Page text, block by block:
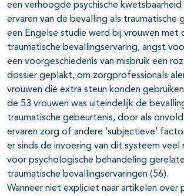
een verhoogde psychische
ervaren van de bevalling als traumatische
een Engelse studie werd bij vrouwen met
traumatische bevallingservaring, angst
een voorgeschiedenis van misbruik een
dossier geplakt, om zorgprofessionals
vrouwen die extra steun konden
de 53 vrouwen was uiteindelijk de
traumatische gebeurtenis, door als
ervaren zorg of andere ‘subjectieve’
er sinds de invoering van dit systeem veel
voor psychologische behandeling
traumatische bevallingservaringen (56).
Wanneer niet expliciet naar artikelen over